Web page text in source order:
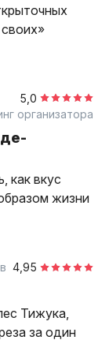
5,0
организатора
как вкус
жизни
4,95
Тижука,
за один